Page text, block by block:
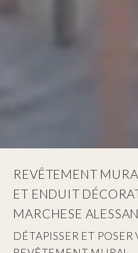
REVÊTEMENT
ET ENDUIT
MARCHESE
DÉTAPISSER ET